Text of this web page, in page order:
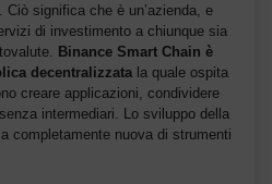
. Ciò significa che è un’azienda, e
di investimento a chiunque sia
Binance Smart Chain è
decentralizzata la quale ospita
creare applicazioni, condividere
intermediari. Lo sviluppo della
completamente nuova di strumenti